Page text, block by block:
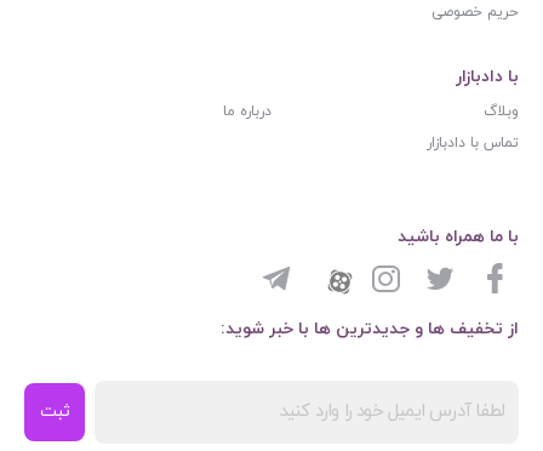
حریم خصوصی
با دادبازار
وبلاگ
درباره ما
تماس با دادبازار
از تخفیف ها و جدیدترین ها با خبر شوید:
ثبت
با ما همراه باشید